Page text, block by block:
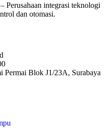
Perusahaan integrasi teknologi
dan otomasi.
Permai Blok J1/23A, Surabaya